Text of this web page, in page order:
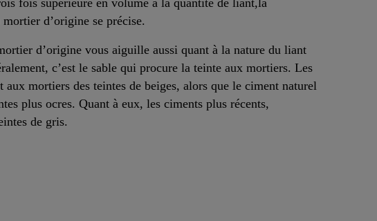
fois supérieure en volume à la quantité de liant,la
d’origine se précise.
d’origine vous aiguille aussi quant à la nature du liant
c’est le sable qui procure la teinte aux mortiers. Les
aux mortiers des teintes de beiges, alors que le ciment naturel
plus ocres. Quant à eux, les ciments plus récents,
de gris.